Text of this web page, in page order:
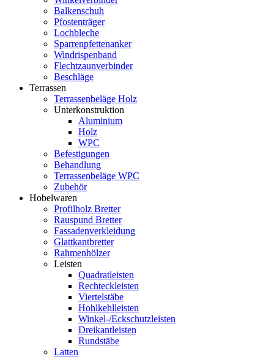
Balkenschuh
Pfostenträger
Lochbleche
Sparrenpfettenanker
Windrispenband
Flechtzaunverbinder
Beschläge
Terrassen
Terrassenbeläge Holz
Unterkonstruktion
Aluminium
Holz
WPC
Befestigungen
Behandlung
Terrassenbeläge WPC
Zubehör
Hobelwaren
Profilholz Bretter
Rauspund Bretter
Fassadenverkleidung
Glattkantbretter
Rahmenhölzer
Leisten
Quadratleisten
Rechteckleisten
Viertelstäbe
Hohlkehlleisten
Winkel-/Eckschutzleisten
Dreikantleisten
Rundstäbe
Latten